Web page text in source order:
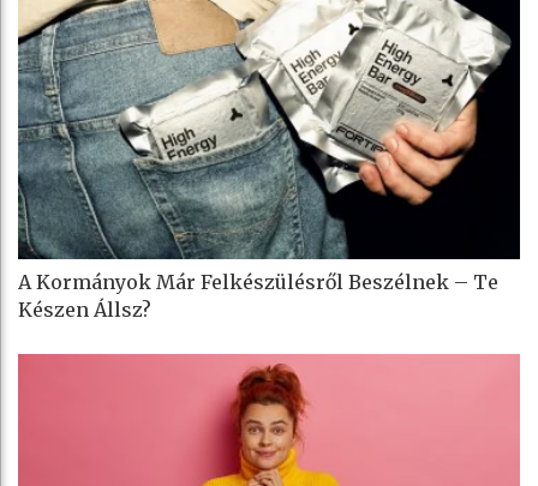
A Kormányok Már Felkészülésről Beszélnek – Te
Készen Állsz?